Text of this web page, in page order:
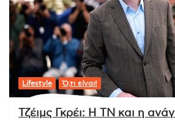
Lifestyle Ό,τι είναι!
Τζέιμς Γκρέι: Η ΤΝ και η